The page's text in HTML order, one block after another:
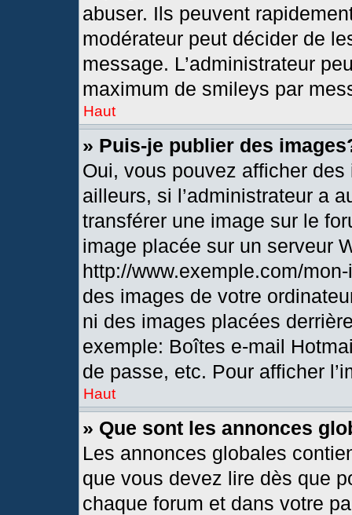
abuser. Ils peuvent
modérateur peut décider de
message. L’administrateur
maximum de smileys par
Haut
» Puis-je publier des
Oui, vous pouvez afficher
ailleurs, si l’administrateur a
transférer une image sur le
image placée sur un serveur
http://www.exemple.com/
des images de votre
ni des images placées
exemple: Boîtes e-mail
de passe, etc. Pour afficher
Haut
» Que sont les annonces
Les annonces globales
que vous devez lire dès que
chaque forum et dans votre